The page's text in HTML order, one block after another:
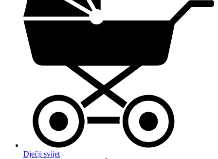
Dječji svijet